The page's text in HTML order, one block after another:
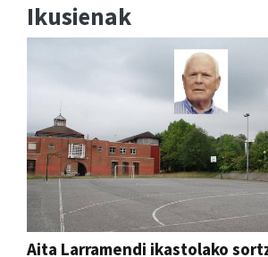
Ikusienak
Aita Larramendi ikastolako